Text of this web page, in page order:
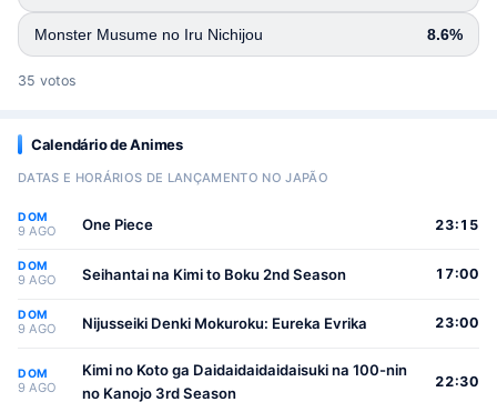
Monster Musume no Iru Nichijou 8.6%
35 votos
Calendário de Animes
DATAS E HORÁRIOS DE LANÇAMENTO NO JAPÃO
DOM
9 AGO One Piece 23:15
DOM
9 AGO Seihantai na Kimi to Boku 2nd Season 17:00
DOM
9 AGO Nijusseiki Denki Mokuroku: Eureka Evrika 23:00
DOM
9 AGO
Kimi no Koto ga Daidaidaidaidaisuki na 100-nin
no Kanojo 3rd Season
22:30